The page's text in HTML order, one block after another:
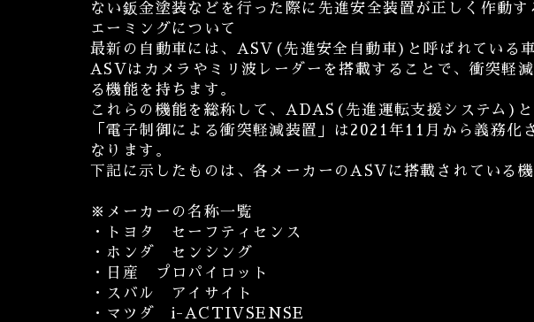
ない鈑金塗装などを行った際に先進安全装置が正しく作動す
エーミングについて
最新の自動車には、ASV(先進安全自動車)と呼ばれている車
ASVはカメラやミリ波レーダーを搭載することで、衝突軽
る機能を持ちます。
これらの機能を総称して、ADAS(先進運転支援システム)と
「電子制御による衝突軽減装置」は2021年11月から義務
なります。
下記に示したものは、各メーカーのASVに搭載されている機
※メーカーの名称一覧
・トヨタ セーフティセンス
・ホンダ センシング
・日産 プロパイロット
・スバル アイサイト
・マツダ i-ACTIVSENSE